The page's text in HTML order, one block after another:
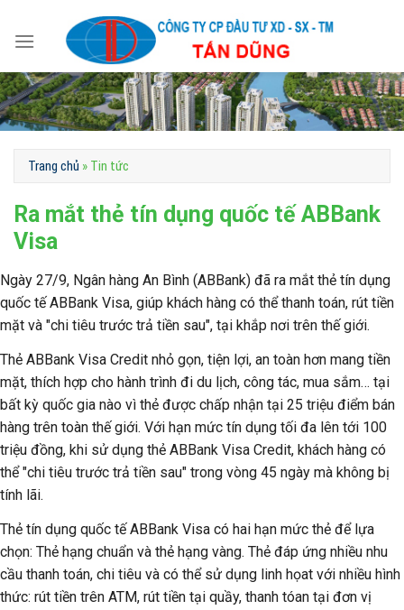
Trang chủ » Tin tức
Ra mắt thẻ tín dụng quốc tế ABBank
Visa
Ngày 27/9, Ngân hàng An Bình (ABBank) đã ra mắt thẻ tín dụng
quốc tế ABBank Visa, giúp khách hàng có thể thanh toán, rút tiền
mặt và "chi tiêu trước trả tiền sau", tại khắp nơi trên thế giới.
Thẻ ABBank Visa Credit nhỏ gọn, tiện lợi, an toàn hơn mang tiền
mặt, thích hợp cho hành trình đi du lịch, công tác, mua sắm… tại
bất kỳ quốc gia nào vì thẻ được chấp nhận tại 25 triệu điểm bán
hàng trên toàn thế giới. Với hạn mức tín dụng tối đa lên tới 100
triệu đồng, khi sử dụng thẻ ABBank Visa Credit, khách hàng có
thể "chi tiêu trước trả tiền sau" trong vòng 45 ngày mà không bị
tính lãi.
Thẻ tín dụng quốc tế ABBank Visa có hai hạn mức thẻ để lựa
chọn: Thẻ hạng chuẩn và thẻ hạng vàng. Thẻ đáp ứng nhiều nhu
cầu thanh toán, chi tiêu và có thể sử dụng linh họat với nhiều hình
thức: rút tiền trên ATM, rút tiền tại quầy, thanh tóan tại đơn vị